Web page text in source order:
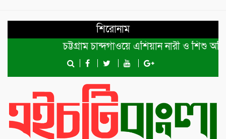
শিরোনাম
চট্টগ্রাম চান্দগাঁওয়ে এশিয়ান নারী ও শিশু